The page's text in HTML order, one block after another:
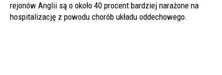
rejonów Anglii są o około 40 procent bardziej narażone na
hospitalizację z powodu chorób układu oddechowego.